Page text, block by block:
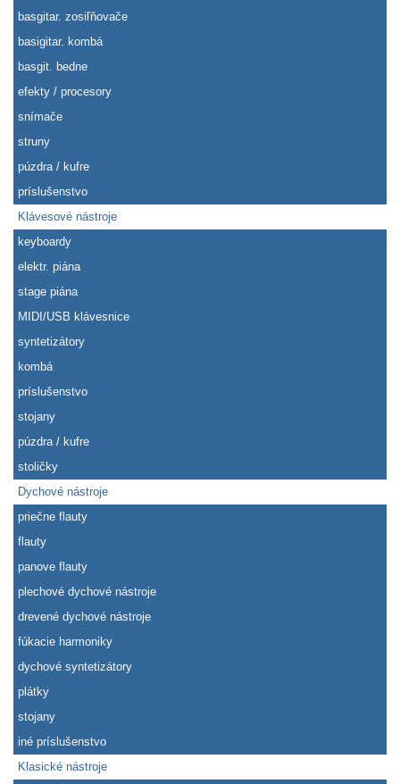
basgitar. zosiľňovače
basigitar. kombá
basgit. bedne
efekty / procesory
snímače
struny
púzdra / kufre
príslušenstvo
Klávesové nástroje
keyboardy
elektr. piána
stage piána
MIDI/USB klávesnice
syntetizátory
kombá
príslušenstvo
stojany
púzdra / kufre
stoličky
Dychové nástroje
priečne flauty
flauty
panove flauty
plechové dychové nástroje
drevené dychové nástroje
fúkacie harmoniky
dychové syntetizátory
plátky
stojany
iné príslušenstvo
Klasické nástroje